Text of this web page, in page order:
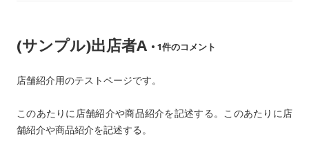
k
(サンプル)出店者A • 1件のコメント
店舗紹介用のテストページです。
このあたりに店舗紹介や商品紹介を記述する。このあたりに店
舗紹介や商品紹介を記述する。